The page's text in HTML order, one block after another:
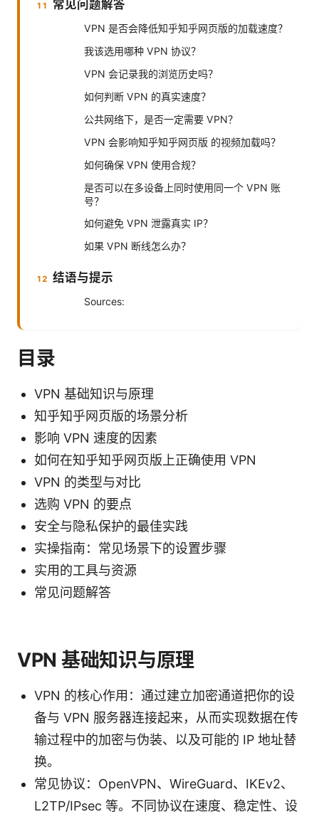
常见问题解答
VPN 是否会降低知乎知乎网页版的加载速度？
我该选用哪种 VPN 协议？
VPN 会记录我的浏览历史吗？
如何判断 VPN 的真实速度？
公共网络下，是否一定需要 VPN？
VPN 会影响知乎知乎网页版 的视频加载吗？
如何确保 VPN 使用合规？
是否可以在多设备上同时使用同一个 VPN 账
号？
如何避免 VPN 泄露真实 IP？
如果 VPN 断线怎么办？
结语与提示
Sources:
目录
VPN 基础知识与原理
知乎知乎网页版的场景分析
影响 VPN 速度的因素
如何在知乎知乎网页版上正确使用 VPN
VPN 的类型与对比
选购 VPN 的要点
安全与隐私保护的最佳实践
实操指南：常见场景下的设置步骤
实用的工具与资源
常见问题解答
VPN 基础知识与原理
VPN 的核心作用：通过建立加密通道把你的设
备与 VPN 服务器连接起来，从而实现数据在传
输过程中的加密与伪装、以及可能的 IP 地址替
换。
常见协议：OpenVPN、WireGuard、IKEv2、
L2TP/IPsec 等。不同协议在速度、稳定性、设